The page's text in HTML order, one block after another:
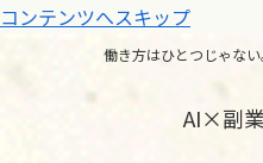
コンテンツへスキップ
働き方はひとつじゃな
AI×副